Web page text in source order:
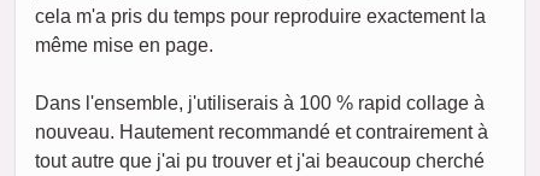
cela m'a pris du temps pour reproduire exactement la
même mise en page.
Dans l'ensemble, j'utiliserais à 100 % rapid collage à
nouveau. Hautement recommandé et contrairement à
tout autre que j'ai pu trouver et j'ai beaucoup cherché